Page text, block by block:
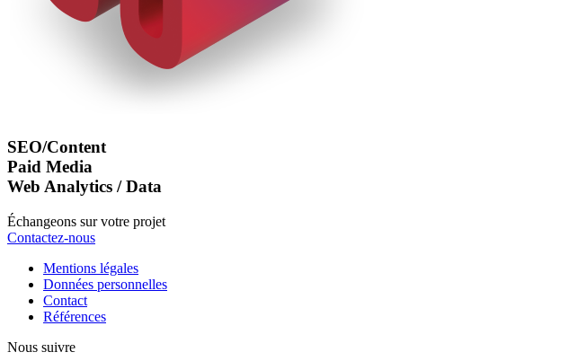
SEO/Content
Paid Media
Web Analytics / Data
Échangeons sur votre projet
Contactez-nous
Mentions légales
Données personnelles
Contact
Références
Nous suivre